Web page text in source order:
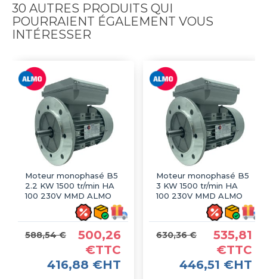
30 AUTRES PRODUITS QUI
POURRAIENT ÉGALEMENT VOUS
INTÉRESSER
Moteur monophasé B5
2.2 KW 1500 tr/min HA
100 230V MMD ALMO
588,54 €
500,26
€TTC
416,88 €HT
Moteur monophasé B5
3 KW 1500 tr/min HA
100 230V MMD ALMO
630,36 €
535,81
€TTC
446,51 €HT